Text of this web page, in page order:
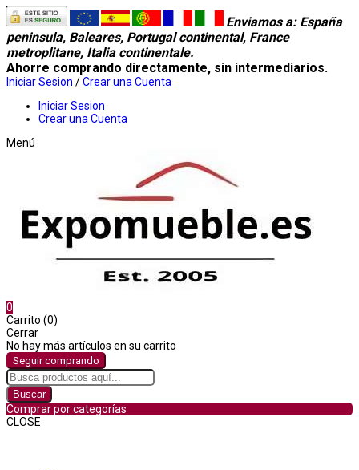
Enviamos a: España
peninsula, Baleares, Portugal continental, France
metroplitane, Italia continentale.
Ahorre comprando directamente, sin intermediarios.
Iniciar Sesion /Crear una Cuenta
Iniciar Sesion
Crear una Cuenta
Menú
0
Carrito (0)
Cerrar
No hay más artículos en su carrito
Seguir comprando
Buscar
Comprar por categorías
CLOSE